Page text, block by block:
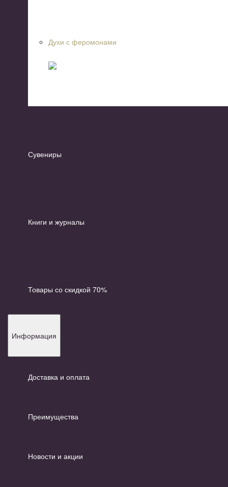
Духи с феромонами
Сувениры
Книги и журналы
Товары со скидкой 70%
Информация
Доставка и оплата
Преимущества
Новости и акции